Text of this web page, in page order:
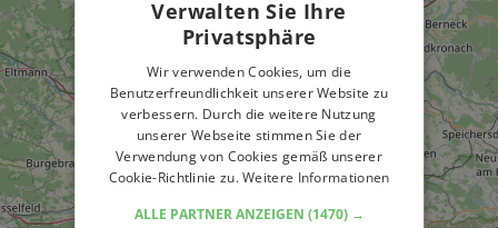
Verwalten Sie Ihre
Privatsphäre
Wir verwenden Cookies, um die
Benutzerfreundlichkeit unserer Website zu
verbessern. Durch die weitere Nutzung
unserer Webseite stimmen Sie der
Verwendung von Cookies gemäß unserer
Cookie-Richtlinie zu.Weitere Informationen
ALLE PARTNER ANZEIGEN (1470) →